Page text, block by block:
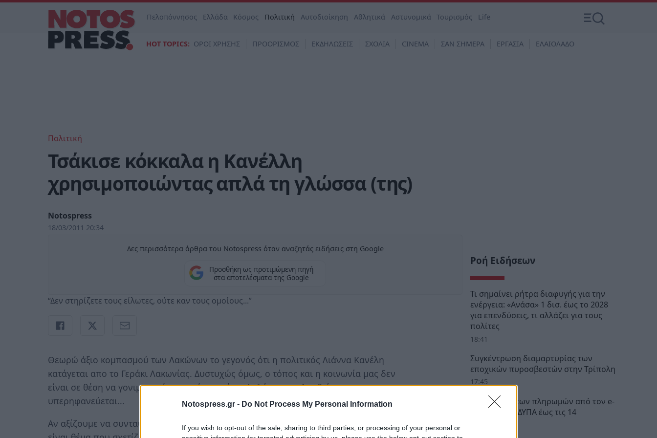
Notospress.gr - Do Not Process My Personal Information
If you wish to opt-out of the sale, sharing to third parties, or processing of your personal or
Πελοπόννησος Ελλάδα Κόσμος Πολιτική Αυτοδιοίκηση Αθλητικά Αστυνομικά Τουρισμός Life
HOT TOPICS: ΟΡΟΙ ΧΡΗΣΗΣ ΠΡΟΟΡΙΣΜΟΣ ΕΚΔΗΛΩΣΕΙΣ ΣΧΟΛΙΑ CINEMA ΣΑΝ ΣΗΜΕΡΑ ΕΡΓΑΣΙΑ ΕΛΑΙΟΛΑΔΟ
Πολιτική
Τσάκισε κόκκαλα η Κανέλλη
χρησιμοποιώντας απλά τη γλώσσα (της)
Notospress
18/03/2011 20:34
Δες περισσότερα άρθρα του Notospress όταν αναζητάς ειδήσεις στη Google
Προσθήκη ως προτιμώμενη πηγή
στα αποτελέσματα της Google
“Δεν στηρίζετε τους είλωτες, ούτε καν τους ομοίους...”
Θεωρώ άξιο κομπασμού των Λακώνων το γεγονός ότι η πολιτικός Λιάννα Κανέλη
κατάγεται απο το Γεράκι Λακωνίας. Δυστυχώς όμως, ο τόπος και η κοινωνία μας δεν
είναι σε θέση να γονιμοποιήσει αυτή τη σχέση. Απλά παρακολουθεί και
υπερηφανεύεται...
Αν αξίζουμε να συνταυτιζόμαστε με πρόσωπα (και πνεύματα) όπως η Λιάνα Κανέλλη
Ροή Ειδήσεων
Τι σημαίνει ρήτρα διαφυγής για την
ενέργεια: «Ανάσα» 1 δισ. έως το 2028
για επενδύσεις, τι αλλάζει για τους
πολίτες
18:41
Συγκέντρωση διαμαρτυρίας των
εποχικών πυροσβεστών στην Τρίπολη
17:45
Ο «χάρτης» των πληρωμών από τον e-
ΕΦΚΑ και τη ΔΥΠΑ έως τις 14